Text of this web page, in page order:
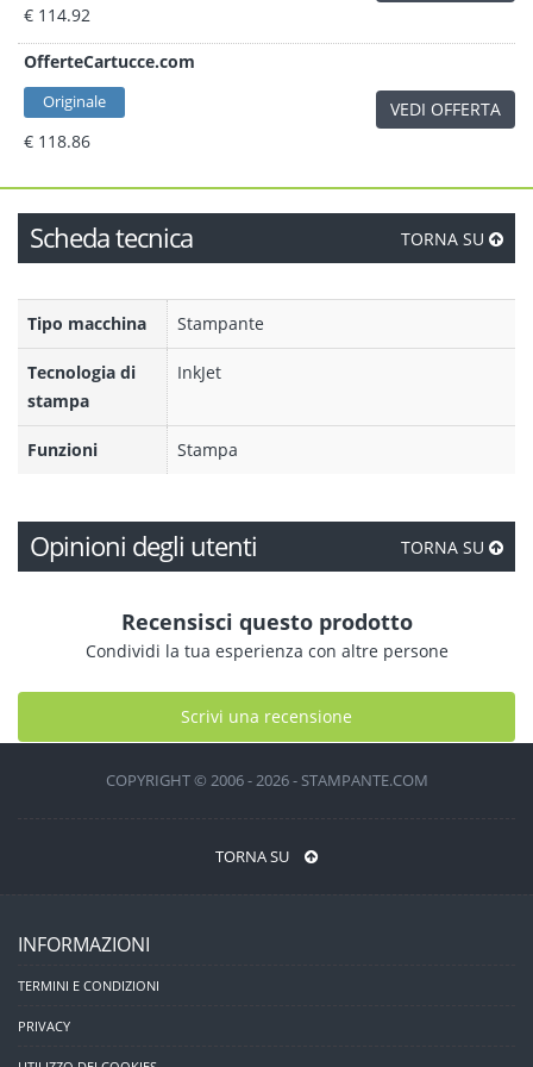
€ 114.92
OfferteCartucce.com
Originale
€ 118.86
VEDI OFFERTA
Scheda tecnica TORNA SU
Tipo macchina Stampante
Tecnologia di
stampa
InkJet
Funzioni Stampa
Opinioni degli utenti TORNA SU
Recensisci questo prodotto
Condividi la tua esperienza con altre persone
Scrivi una recensione
COPYRIGHT © 2006 - 2026 - STAMPANTE.COM
TORNA SU
INFORMAZIONI
TERMINI E CONDIZIONI
PRIVACY